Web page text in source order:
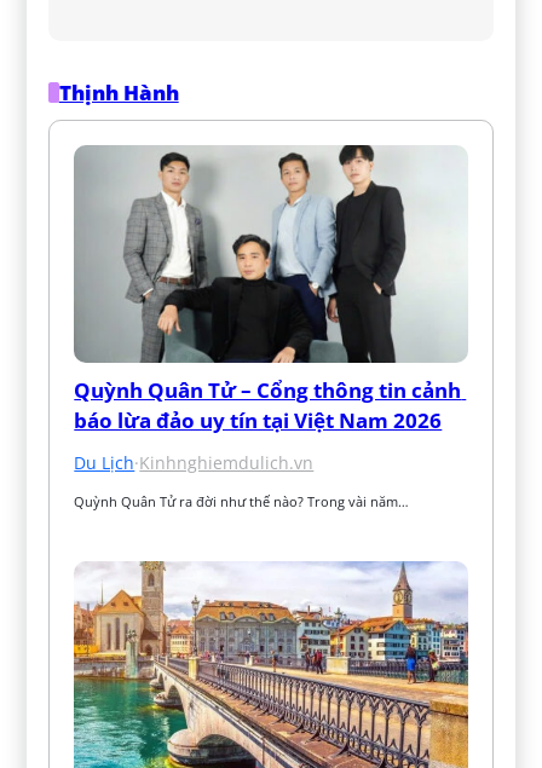
Thịnh Hành
Quỳnh Quân Tử – Cổng thông tin cảnh
báo lừa đảo uy tín tại Việt Nam 2026
Du Lịch·Kinhnghiemdulich.vn
Quỳnh Quân Tử ra đời như thế nào? Trong vài năm…